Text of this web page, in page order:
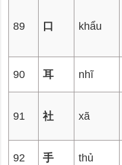
89 口 khẩu
90 耳 nhĩ
91 社 xã
92 手 thủ